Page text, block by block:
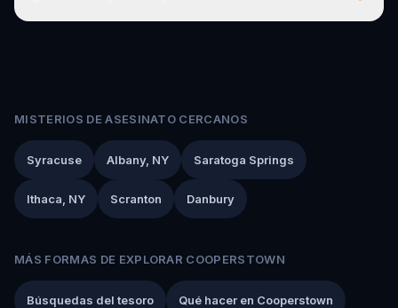
MISTERIOS DE ASESINATO CERCANOS
Syracuse Albany, NY Saratoga Springs
Ithaca, NY Scranton Danbury
MÁS FORMAS DE EXPLORAR COOPERSTOWN
Búsquedas del tesoro Qué hacer en Cooperstown